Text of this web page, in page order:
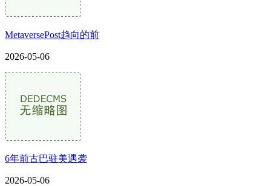
MetaversePost趋向的前
2026-05-06
6年前古巴驻美遇袭
2026-05-06